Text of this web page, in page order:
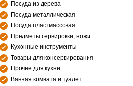
Посуда из дерева
Посуда металлическая
Посуда пластмассовая
Предметы сервировки, ножи
Кухонные инструменты
Товары для консервирования
Прочее для кухни
Ванная комната и туалет